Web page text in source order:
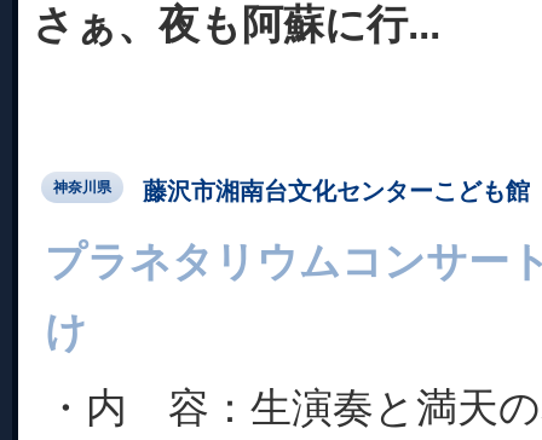
さぁ、夜も阿蘇に行...
神奈川県 藤沢市湘南台文化センターこども館
プラネタリウムコンサ
け
・内 容：生演奏と満天